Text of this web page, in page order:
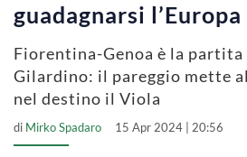
guadagnarsi l’Europa
Fiorentina-Genoa è la
Gilardino: il pareggio mette
nel destino il Viola
di Mirko Spadaro 15 Apr 2024 | 20:56